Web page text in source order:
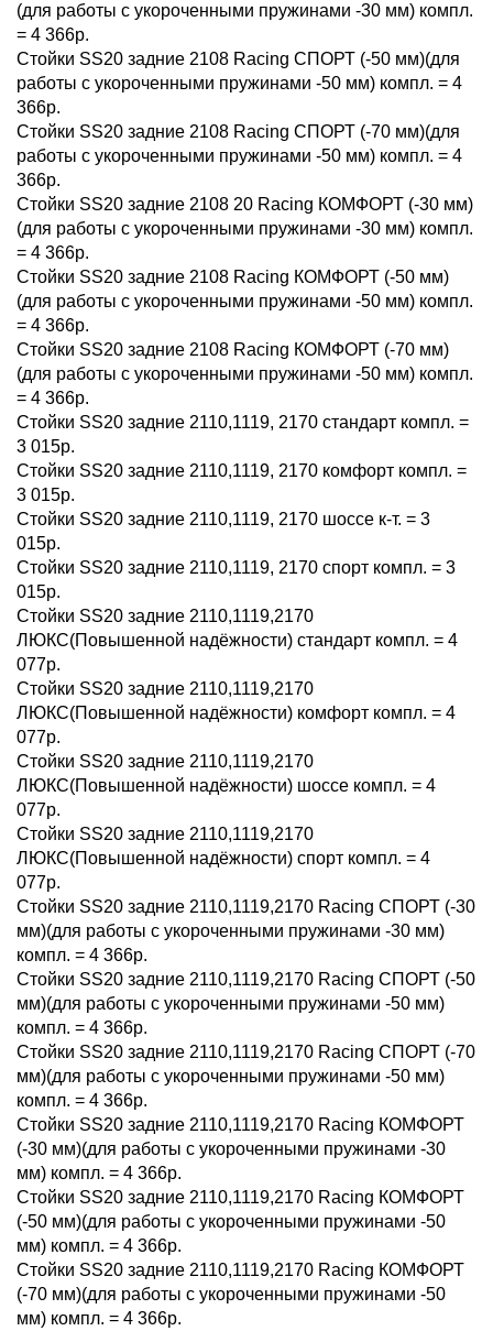
(для работы с укороченными пружинами -30 мм) компл.
= 4 366р.
Стойки SS20 задние 2108 Racing СПОРТ (-50 мм)(для
работы с укороченными пружинами -50 мм) компл. = 4
366р.
Стойки SS20 задние 2108 Racing СПОРТ (-70 мм)(для
работы с укороченными пружинами -50 мм) компл. = 4
366р.
Стойки SS20 задние 2108 20 Racing КОМФОРТ (-30 мм)
(для работы с укороченными пружинами -30 мм) компл.
= 4 366р.
Стойки SS20 задние 2108 Racing КОМФОРТ (-50 мм)
(для работы с укороченными пружинами -50 мм) компл.
= 4 366р.
Стойки SS20 задние 2108 Racing КОМФОРТ (-70 мм)
(для работы с укороченными пружинами -50 мм) компл.
= 4 366р.
Стойки SS20 задние 2110,1119, 2170 стандарт компл. =
3 015р.
Стойки SS20 задние 2110,1119, 2170 комфорт компл. =
3 015р.
Стойки SS20 задние 2110,1119, 2170 шоссе к-т. = 3
015р.
Стойки SS20 задние 2110,1119, 2170 спорт компл. = 3
015р.
Стойки SS20 задние 2110,1119,2170
ЛЮКС(Повышенной надёжности) стандарт компл. = 4
077р.
Стойки SS20 задние 2110,1119,2170
ЛЮКС(Повышенной надёжности) комфорт компл. = 4
077р.
Стойки SS20 задние 2110,1119,2170
ЛЮКС(Повышенной надёжности) шоссе компл. = 4
077р.
Стойки SS20 задние 2110,1119,2170
ЛЮКС(Повышенной надёжности) спорт компл. = 4
077р.
Стойки SS20 задние 2110,1119,2170 Racing СПОРТ (-30
мм)(для работы с укороченными пружинами -30 мм)
компл. = 4 366р.
Стойки SS20 задние 2110,1119,2170 Racing СПОРТ (-50
мм)(для работы с укороченными пружинами -50 мм)
компл. = 4 366р.
Стойки SS20 задние 2110,1119,2170 Racing СПОРТ (-70
мм)(для работы с укороченными пружинами -50 мм)
компл. = 4 366р.
Стойки SS20 задние 2110,1119,2170 Racing КОМФОРТ
(-30 мм)(для работы с укороченными пружинами -30
мм) компл. = 4 366р.
Стойки SS20 задние 2110,1119,2170 Racing КОМФОРТ
(-50 мм)(для работы с укороченными пружинами -50
мм) компл. = 4 366р.
Стойки SS20 задние 2110,1119,2170 Racing КОМФОРТ
(-70 мм)(для работы с укороченными пружинами -50
мм) компл. = 4 366р.